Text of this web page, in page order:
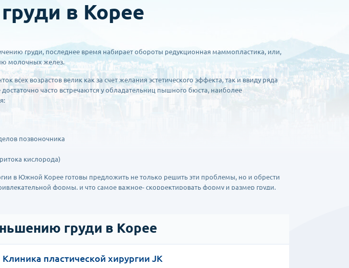
в Корее
груди, последнее время набирает обороты редукционная маммопластика, или,
молочных желез.
всех возрастов велик как за счет желания эстетического эффекта, так и ввиду ряда
часто встречаются у обладательниц пышного бюста, наиболее
позвоночника
кислорода)
в Южной Корее готовы предложить не только решить эти проблемы, но и обрести
формы, и что самое важное- скорректировать форму и размер груди,
птоза грудных желез, при хорошей эластичности кожи и достаточной степени
необходимо объем удаления предстоит небольшой. Данный метод не оставляет
после вмешательства, позволяет полностью сохранить чувствительность и не
вскармливанию.
груди в Корее
Клиника пластической хирургии JK